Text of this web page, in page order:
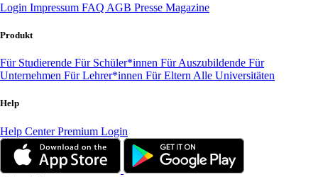
Login Impressum FAQ AGB Presse Magazine
Produkt
Für Studierende Für Schüler*innen Für Auszubildende Für
Unternehmen Für Lehrer*innen Für Eltern Alle Universitäten
Help
Help CenterPremium Login